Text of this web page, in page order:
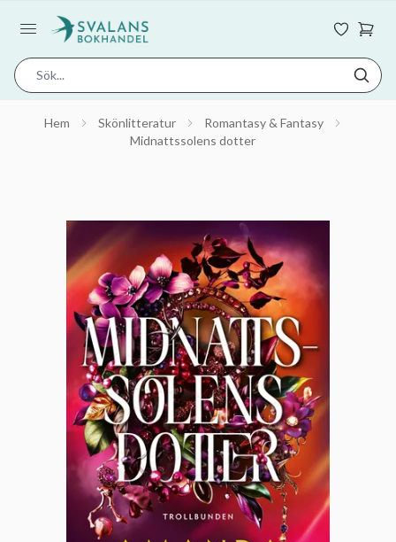
Hem Skönlitteratur
Romantasy & Fantasy
Midnattssolens dotter